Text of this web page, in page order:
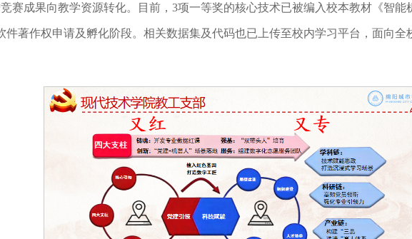
赛成果向教学资源转化。目前，3项一等奖的核心技术已被编入校本教材《智能
件著作权申请及孵化阶段。相关数据集及代码也已上传至校内学习平台，面向